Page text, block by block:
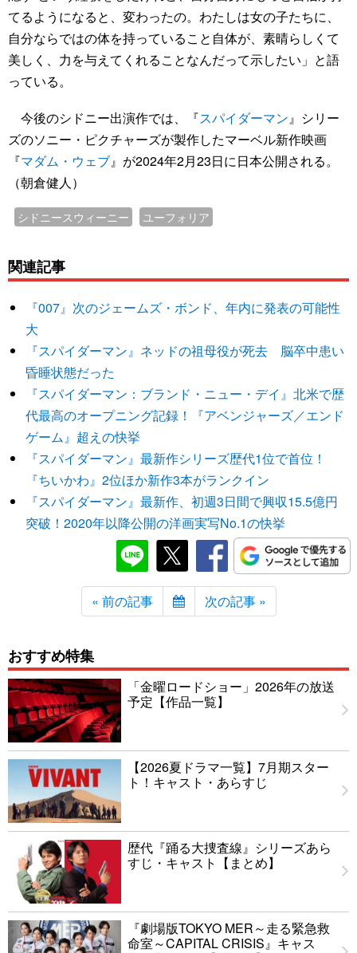
てるようになると、変わったの。わたしは女の子たちに、
自分ならではの体を持っていること自体が、素晴らしくて
美しく、力を与えてくれることなんだって示したい」と語
っている。
今後のシドニー出演作では、『スパイダーマン』シリー
ズのソニー・ピクチャーズが製作したマーベル新作映画
『マダム・ウェブ』が2024年2月23日に日本公開される。
（朝倉健人）
シドニースウィーニー ユーフォリア
関連記事
『007』次のジェームズ・ボンド、年内に発表の可能性
大
『スパイダーマン』ネッドの祖母役が死去 脳卒中患い
昏睡状態だった
『スパイダーマン：ブランド・ニュー・デイ』北米で歴
代最高のオープニング記録！『アベンジャーズ／エンド
ゲーム』超えの快挙
『スパイダーマン』最新作シリーズ歴代1位で首位！
『ちいかわ』2位ほか新作3本がランクイン
『スパイダーマン』最新作、初週3日間で興収15.5億円
突破！2020年以降公開の洋画実写No.1の快挙
« 前の記事 次の記事 »
おすすめ特集
「金曜ロードショー」2026年の放送
予定【作品一覧】
【2026夏ドラマ一覧】7月期スター
ト！キャスト・あらすじ
歴代『踊る大捜査線』シリーズあら
すじ・キャスト【まとめ】
『劇場版TOKYO MER～走る緊急救
命室～CAPITAL CRISIS』キャス